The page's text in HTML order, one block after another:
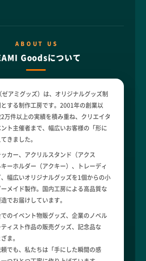
ABOUT US
Goodsについて
アミグッズ）は、オリジナルグッズ制
する制作工房です。2001年の創業以
万件以上の実績を積み重ね、クリエイタ
ト主催者まで、幅広いお客様の「形に
きました。
カー、アクリルスタンド（アクス
ーホルダー（アクキー）、トレーディ
幅広いオリジナルグッズを1個からの小
メイド製作。国内工房による高品質な
でお届けしています。
のイベント物販グッズ、企業のノベル
ィスト作品の販売グッズ、記念品な
ま。
でも、私たちは「手にした瞬間の感